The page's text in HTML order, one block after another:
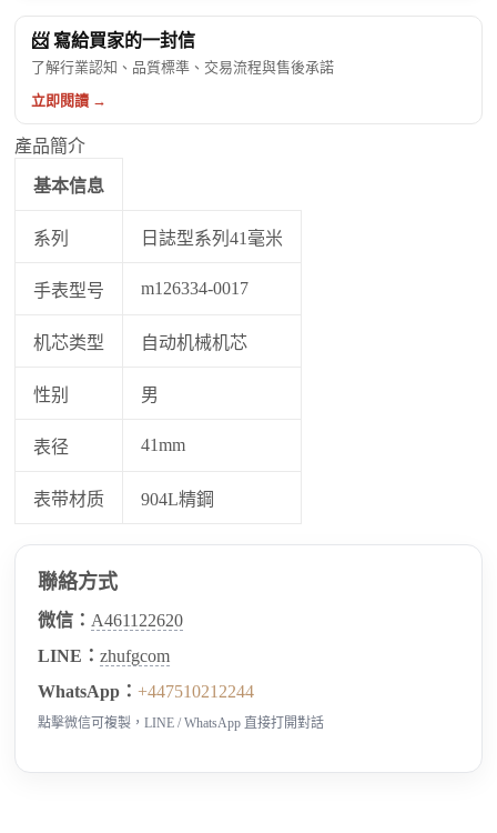
📨 寫給買家的一封信
了解行業認知、品質標準、交易流程與售後承諾
立即閱讀 →
產品簡介
基本信息
系列 日誌型系列41毫米
手表型号 m126334-0017
机芯类型 自动机械机芯
性别 男
表径 41mm
表带材质 904L精鋼
聯絡方式
微信： A461122620
LINE：zhufgcom
WhatsApp：+447510212244
點擊微信可複製，LINE / WhatsApp 直接打開對話